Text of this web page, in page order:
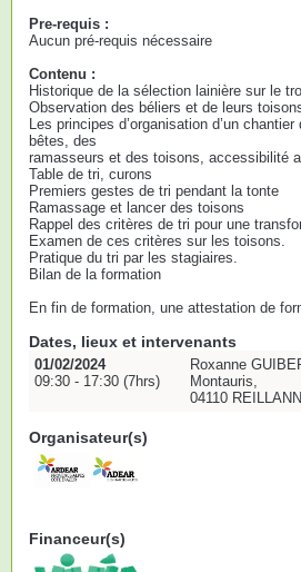
Pre-requis :
Aucun pré-requis nécessaire
Contenu :
Historique de la sélection lainière sur le
Observation des béliers et de leurs
Les principes d’organisation d’un
bêtes, des
ramasseurs et des toisons, accessibilité
Table de tri, curons
Premiers gestes de tri pendant la tonte
Ramassage et lancer des toisons
Rappel des critères de tri pour une
Examen de ces critères sur les toisons.
Pratique du tri par les stagiaires.
Bilan de la formation
En fin de formation, une attestation de
Dates, lieux et intervenants
01/02/2024
09:30 - 17:30 (7hrs)
Roxanne
Montauris,
04110
Organisateur(s)
Financeur(s)